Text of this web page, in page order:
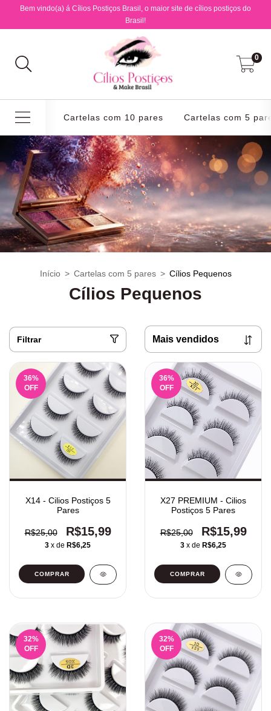
Bem vindo(a) á Cílios Postiços Brasil, o maior site de cílios postiços do
Brasil!
0
Cartelas com 10 pares Cartelas com 5
Início > Cartelas com 5 pares > Cílios Pequenos
Cílios Pequenos
Filtrar
36%
OFF
X14 - Cilios Postiços 5
Pares
R$25,00 R$15,99
3 x de R$6,25
36%
OFF
X27 PREMIUM - Cilios
Postiços 5 Pares
R$25,00 R$15,99
3 x de R$6,25
32%
OFF
32%
OFF